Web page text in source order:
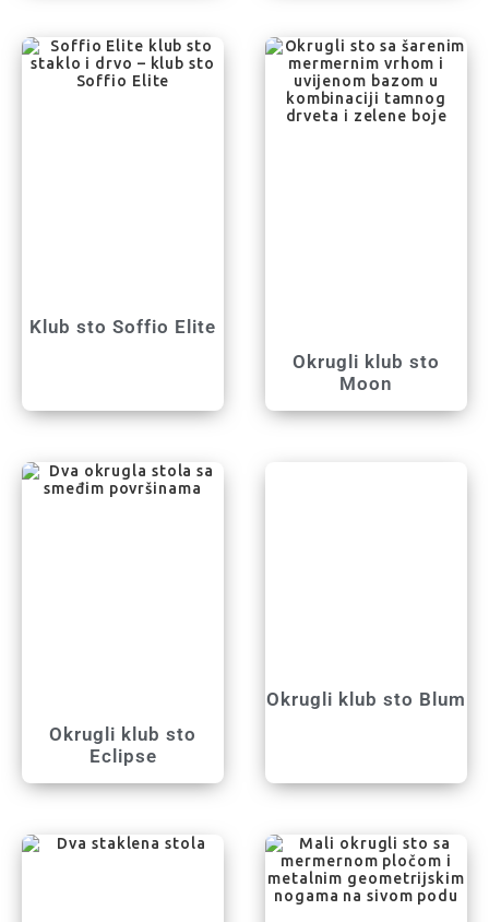
Klub sto Soffio Elite
Okrugli klub sto
Moon
Okrugli klub sto
Eclipse
Okrugli klub sto Blum